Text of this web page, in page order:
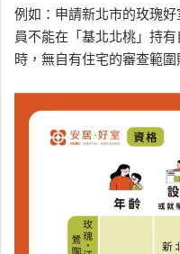
例如：申請新北市的玫瑰
員不能在「基北北桃」持
時，無自有住宅的審查範圍